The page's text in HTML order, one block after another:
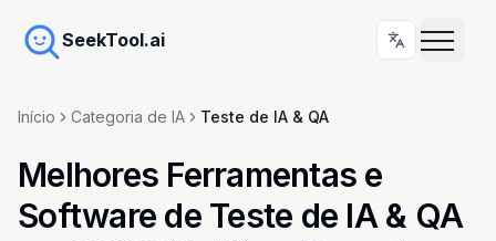
SeekTool.ai
Início Categoria de IA Teste de IA & QA
Melhores Ferramentas e
Software de Teste de IA & QA